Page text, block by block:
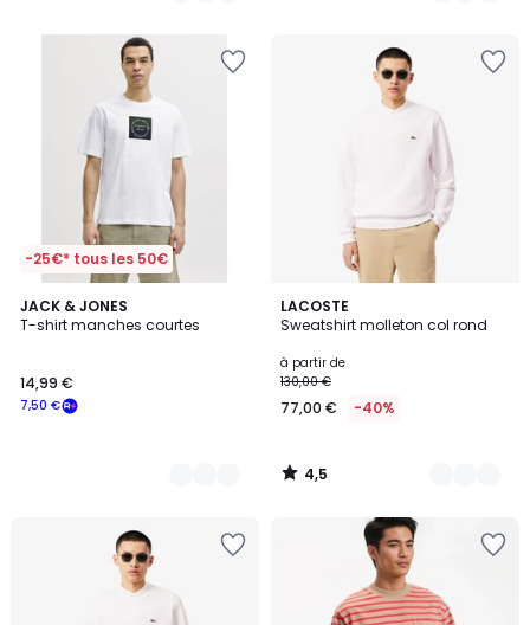
-25€* tous les 50€
JACK & JONES
T-shirt manches courtes
7,50 €
14,99 €
4
Couleurs
LACOSTE
Sweatshirt molleton col rond
à partir de
130,00 €
77,00 € -40%
4,5
/ 5
11
Couleurs
4,5
/